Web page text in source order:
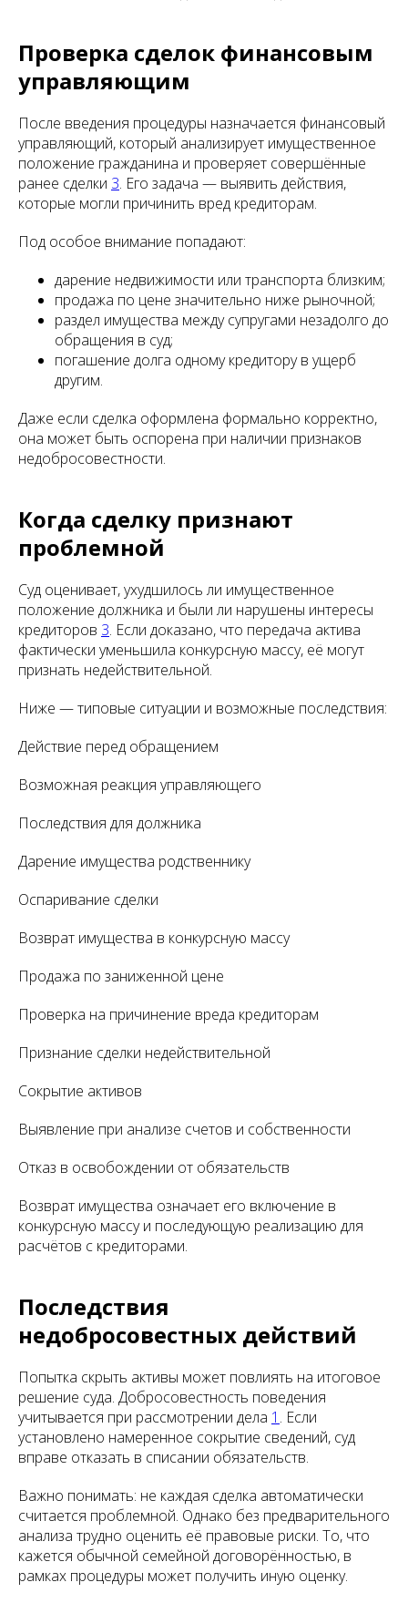
Проверка сделок финансовым
управляющим
После введения процедуры назначается финансовый
управляющий, который анализирует имущественное
положение гражданина и проверяет совершённые
ранее сделки 3. Его задача — выявить действия,
которые могли причинить вред кредиторам.
Под особое внимание попадают:
дарение недвижимости или транспорта близким;
продажа по цене значительно ниже рыночной;
раздел имущества между супругами незадолго до
обращения в суд;
погашение долга одному кредитору в ущерб
другим.
Даже если сделка оформлена формально корректно,
она может быть оспорена при наличии признаков
недобросовестности.
Когда сделку признают
проблемной
Суд оценивает, ухудшилось ли имущественное
положение должника и были ли нарушены интересы
кредиторов 3. Если доказано, что передача актива
фактически уменьшила конкурсную массу, её могут
признать недействительной.
Ниже — типовые ситуации и возможные последствия:
Действие перед обращением
Возможная реакция управляющего
Последствия для должника
Дарение имущества родственнику
Оспаривание сделки
Возврат имущества в конкурсную массу
Продажа по заниженной цене
Проверка на причинение вреда кредиторам
Признание сделки недействительной
Сокрытие активов
Выявление при анализе счетов и собственности
Отказ в освобождении от обязательств
Возврат имущества означает его включение в
конкурсную массу и последующую реализацию для
расчётов с кредиторами.
Последствия
недобросовестных действий
Попытка скрыть активы может повлиять на итоговое
решение суда. Добросовестность поведения
учитывается при рассмотрении дела 1 . Если
установлено намеренное сокрытие сведений, суд
вправе отказать в списании обязательств.
Важно понимать: не каждая сделка автоматически
считается проблемной. Однако без предварительного
анализа трудно оценить её правовые риски. То, что
кажется обычной семейной договорённостью, в
рамках процедуры может получить иную оценку.